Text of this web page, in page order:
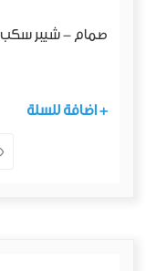
صمام - شيبر سكب 25 بار 3 انش | Gate Valve
+ اضافة للسلة